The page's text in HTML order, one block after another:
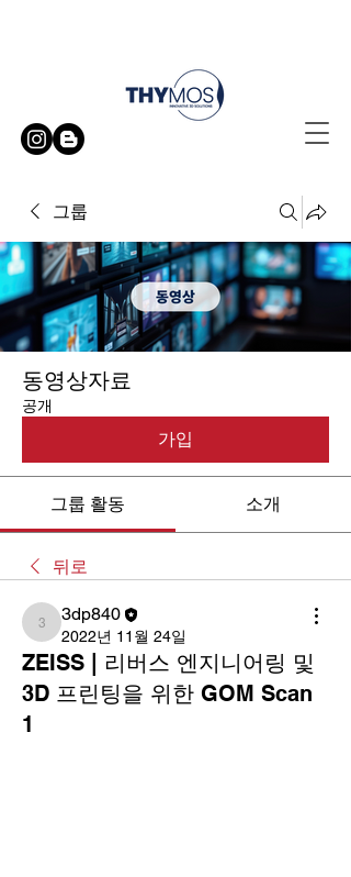
그룹
동영상자료
공개
가입
그룹 활동 소개
뒤로
3dp840
3dp840
2022년 11월 24일
ZEISS | 리버스 엔지니어링 및
3D 프린팅을 위한 GOM Scan
1